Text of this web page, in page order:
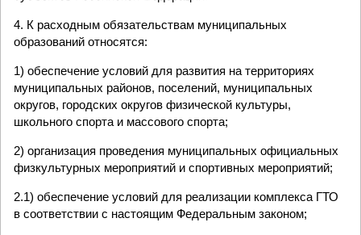
4. К расходным обязательствам муниципальных
образований относятся:
1) обеспечение условий для развития на территориях
муниципальных районов, поселений, муниципальных
округов, городских округов физической культуры,
школьного спорта и массового спорта;
2) организация проведения муниципальных официальных
физкультурных мероприятий и спортивных мероприятий;
2.1) обеспечение условий для реализации комплекса ГТО
в соответствии с настоящим Федеральным законом;